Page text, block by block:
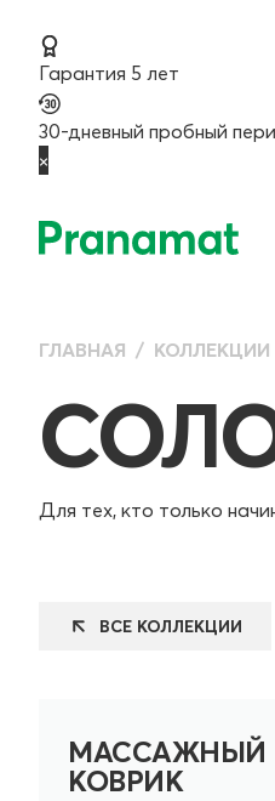
Гарантия 5 лет
30-дневный пробный
×
ГЛАВНАЯ КОЛЛЕКЦИИ
Для тех, кто только
ВСЕ КОЛЛЕКЦИИ
МАССАЖНЫЙ
КОВРИК